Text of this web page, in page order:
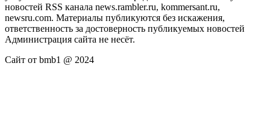
новостей RSS канала news.rambler.ru, kommersant.ru,
newsru.com. Материалы публикуются без искажения,
ответственность за достоверность публикуемых новостей
Администрация сайта не несёт.
Сайт от bmb1 @ 2024